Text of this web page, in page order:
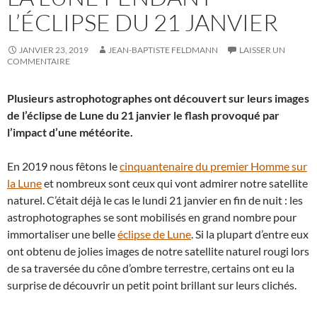
L’ÉCLIPSE DU 21 JANVIER
JANVIER 23, 2019 JEAN-BAPTISTE FELDMANN
LAISSER UN
COMMENTAIRE
Plusieurs astrophotographes ont découvert sur leurs images
de l’éclipse de Lune du 21 janvier le flash provoqué par
l’impact d’une météorite.
En 2019 nous fêtons lecinquantenaire du premier Homme sur
la Luneet nombreux sont ceux qui vont admirer notre satellite
naturel. C’était déjà le cas le lundi 21 janvier en fin de nuit : les
astrophotographes se sont mobilisés en grand nombre pour
immortaliser une belleéclipse de Lune. Si la plupart d’entre eux
ont obtenu de jolies images de notre satellite naturel rougi lors
de sa traversée du cône d’ombre terrestre, certains ont eu la
surprise de découvrir un petit point brillant sur leurs clichés.